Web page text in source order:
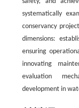
systematically
conservancy
dimensions:
ensuring
innovating
evaluation
development in